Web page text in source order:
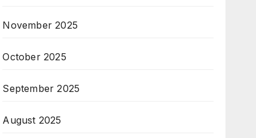
November 2025
October 2025
September 2025
August 2025